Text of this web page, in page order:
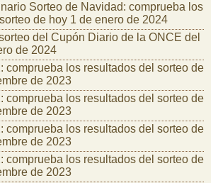
Sorteo de Navidad: comprueba los
de hoy 1 de enero de 2024
del Cupón Diario de la ONCE del
de 2024
comprueba los resultados del sorteo de
de 2023
comprueba los resultados del sorteo de
de 2023
comprueba los resultados del sorteo de
de 2023
comprueba los resultados del sorteo de
de 2023